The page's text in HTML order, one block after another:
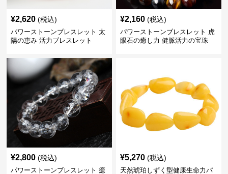
¥2,620 (税込)
パワーストーンブレスレット 太
陽の恵み 活力ブレスレット
¥2,160 (税込)
パワーストーンブレスレット 虎
眼石の癒し力 健脈活力の宝珠
¥2,800 (税込)
パワーストーンブレスレット 癒
¥5,270 (税込)
天然琥珀しずく型健康生命力パ